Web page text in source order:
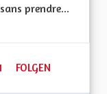
prendre...
51 FOLLOWER
FOLGEN
NE PLUS